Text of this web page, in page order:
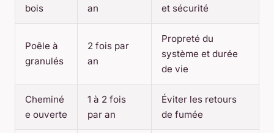
bois
an
et sécurité
Poêle à
granulés
2 fois par
an
Propreté du
système et durée
de vie
Cheminé
e ouverte
1 à 2 fois
par an
Éviter les retours
de fumée